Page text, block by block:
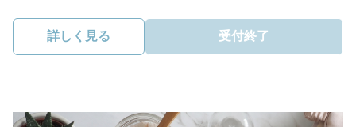
詳しく見る 受付終了